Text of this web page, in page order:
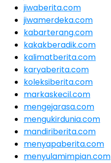
jiwaberita.com
jiwamerdeka.com
kabarterang.com
kakakberadik.com
kalimatberita.com
karyaberita.com
koleksiberita.com
markaskecil.com
mengejarasa.com
mengukirdunia.com
mandiriberita.com
menyapaberita.com
menyulamimpian.com